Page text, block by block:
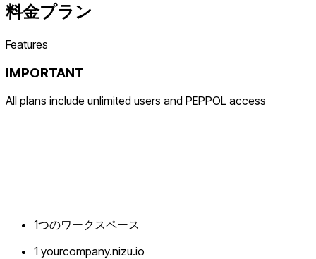
料金プラン
Features
IMPORTANT
All plans include unlimited users and PEPPOL access
1つのワークスペース
1 yourcompany.nizu.io